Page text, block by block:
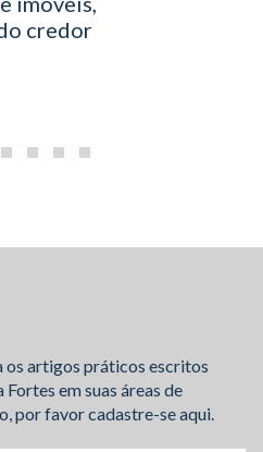
credor
os artigos práticos escritos
em suas áreas de
por favor cadastre-se aqui.